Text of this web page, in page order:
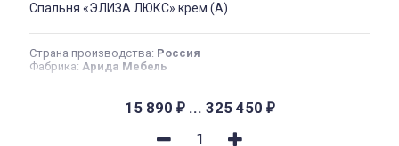
Спальня «ЭЛИЗА ЛЮКС» крем (А)
Страна производства: Россия
Фабрика: Арида Мебель
15 890 ₽... 325 450 ₽